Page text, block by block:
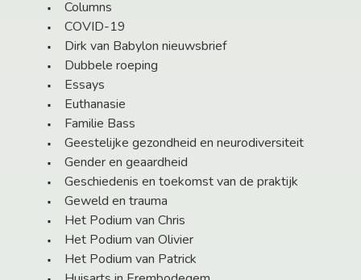
Columns
COVID-19
Dirk van Babylon nieuwsbrief
Dubbele roeping
Essays
Euthanasie
Familie Bass
Geestelijke gezondheid en neurodiversiteit
Gender en geaardheid
Geschiedenis en toekomst van de praktijk
Geweld en trauma
Het Podium van Chris
Het Podium van Olivier
Het Podium van Patrick